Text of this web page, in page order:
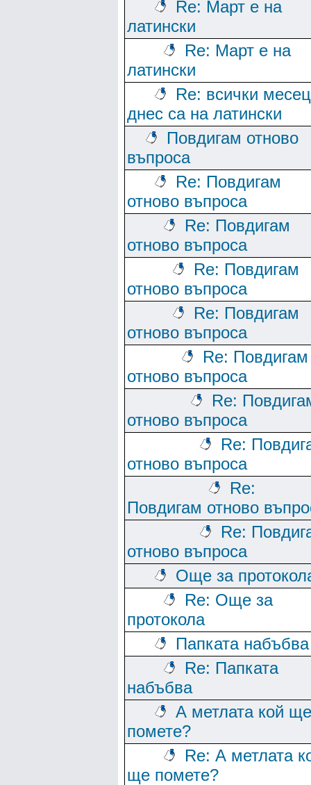
Re: Март е на
латински
Re: Март е на
латински
Re: всички
днес са на латински
Повдигам отново
въпроса
Re: Повдигам
отново въпроса
Re: Повдигам
отново въпроса
Re: Повдигам
отново въпроса
Re: Повдигам
отново въпроса
Re: Повдигам
отново въпроса
Re:
отново въпроса
Re:
отново въпроса
Re:
Повдигам отново
Re:
отново въпроса
Още за
Re: Още за
протокола
Папката набъбва
Re: Папката
набъбва
А метлата кой ще
помете?
Re: А метлата
ще помете?